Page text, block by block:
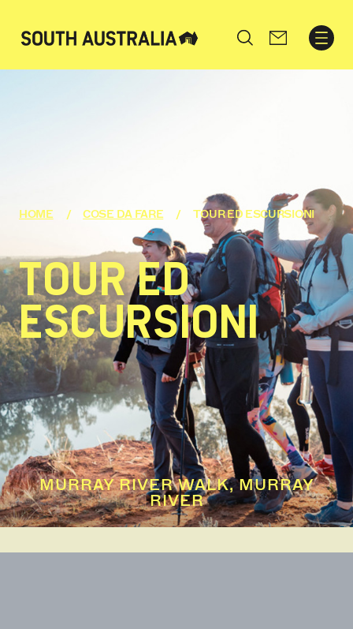
Search
HOME COSE DA FARE TOUR ED ESCURSIONI
TOUR ED
ESCURSIONI
MURRAY RIVER WALK, MURRAY
RIVER